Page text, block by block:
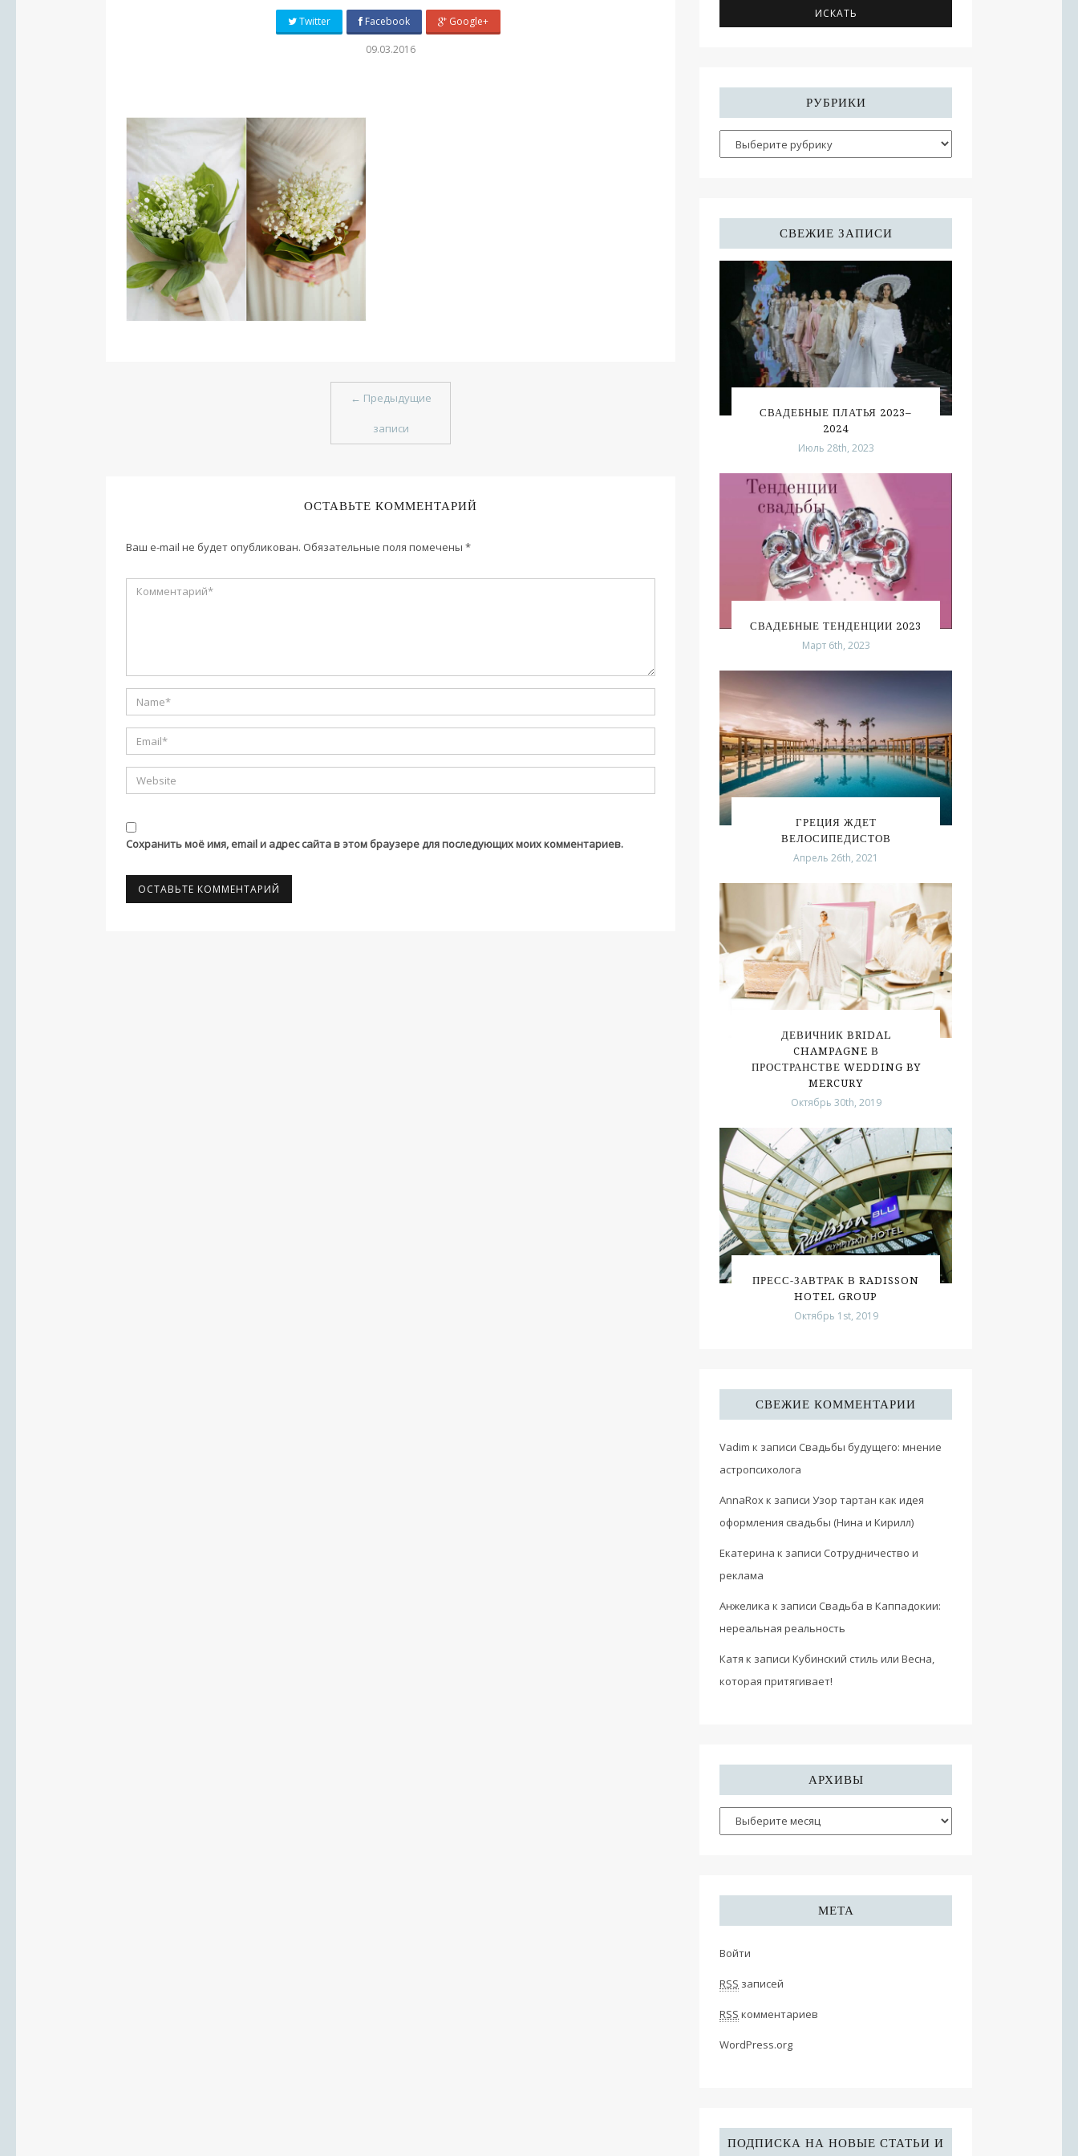
Twitter Facebook Google+
09.03.2016
← Предыдущие
записи
ОСТАВЬТЕ КОММЕНТАРИЙ
Ваш e-mail не будет опубликован. Обязательные поля помечены *
Сохранить моё имя, email и адрес сайта в этом браузере для последующих моих комментариев.
РУБРИКИ
СВЕЖИЕ ЗАПИСИ
СВАДЕБНЫЕ ПЛАТЬЯ 2023–
2024
Июль 28th, 2023
СВАДЕБНЫЕ ТЕНДЕНЦИИ 2023
Март 6th, 2023
ГРЕЦИЯ ЖДЕТ
ВЕЛОСИПЕДИСТОВ
Апрель 26th, 2021
ДЕВИЧНИК BRIDAL
CHAMPAGNE В
ПРОСТРАНСТВЕ WEDDING BY
MERCURY
Октябрь 30th, 2019
ПРЕСС-ЗАВТРАК В RADISSON
HOTEL GROUP
Октябрь 1st, 2019
СВЕЖИЕ КОММЕНТАРИИ
Vadim к записи Свадьбы будущего: мнение
астропсихолога
AnnaRoxк записи Узор тартан как идея
оформления свадьбы (Нина и Кирилл)
Екатерина к записи Сотрудничество и
реклама
Анжелика к записи Свадьба в Каппадокии:
нереальная реальность
Катя к записи Кубинский стиль или Весна,
которая притягивает!
АРХИВЫ
МЕТА
Войти
RSS записей
RSS комментариев
WordPress.org
ПОДПИСКА НА НОВЫЕ СТАТЬИ И